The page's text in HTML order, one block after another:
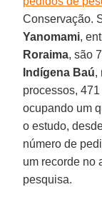
Conservação.
Yanomami,
Roraima, são
Indígena Baú,
processos,
ocupando um
o estudo,
número de
um recorde no
pesquisa.